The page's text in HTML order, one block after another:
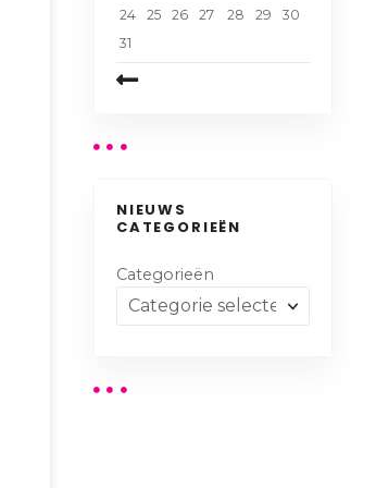
24
25 26 27 28 29
30
31
NIEUWS
CATEGORIEËN
Categorieën